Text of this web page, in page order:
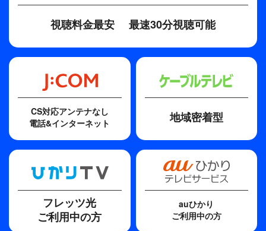
視聴料金最安 最速30分視聴可能
CS対応アンテナなし
電話&インターネット
地域密着型
フレッツ光
ご利用中の方
auひかり
ご利用中の方